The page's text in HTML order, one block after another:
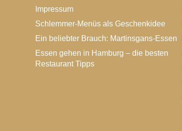
Impressum
Schlemmer-Menüs als Geschenkidee
Ein beliebter Brauch: Martinsgans-Essen
Essen gehen in Hamburg – die besten
Restaurant Tipps